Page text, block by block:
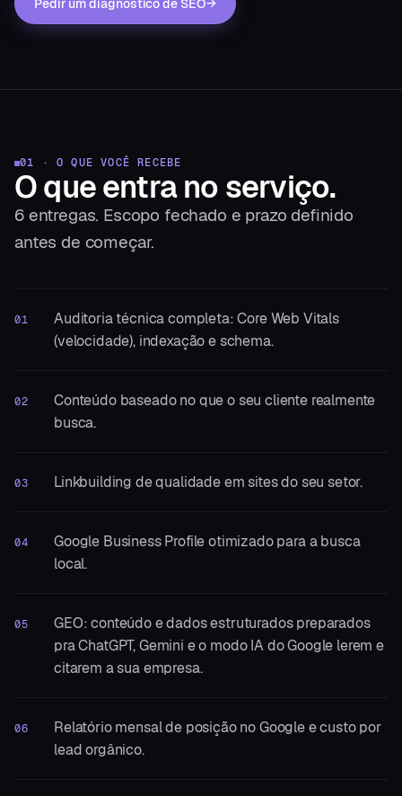
Pedir um diagnóstico de SEO→
01 · O QUE VOCÊ RECEBE
O que entrano serviço.
6entregas. Escopo fechado e prazo definido
antes de começar.
01
Auditoria técnica completa: Core Web Vitals
(velocidade), indexação e schema.
02
Conteúdo baseado no que o seu cliente realmente
busca.
03 Linkbuilding de qualidade em sites do seu setor.
04
Google Business Profile otimizado para a busca
local.
05
GEO: conteúdo e dados estruturados preparados
pra ChatGPT, Gemini e o modo IA do Google lerem e
citarem a sua empresa.
06
Relatório mensal de posição no Google e custo por
lead orgânico.